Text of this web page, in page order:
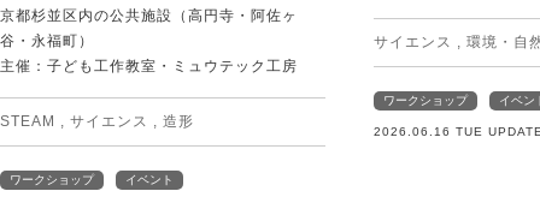
京都杉並区内の公共施設（高円寺・阿佐ヶ
谷・永福町）
主催：子ども工作教室・ミュウテック工房
STEAM サイエンス 造形
ワークショップ イベント
サイエンス 環境・自
ワークショップ イベン
2026.06.16 TUE